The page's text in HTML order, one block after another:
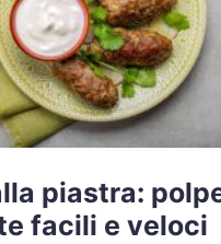
piastra:
facili e veloci